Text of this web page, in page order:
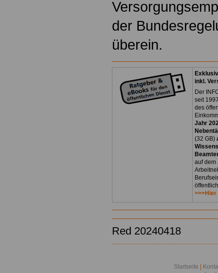
der
überein.
inkl.
Der
seit
des
Jahr
(32 GB)
auf dem
Red 20240418
Startseite